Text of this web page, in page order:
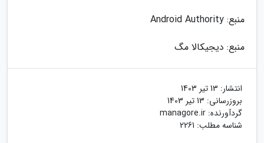
منبع: Android Authority
منبع: دیجیکالا مگ
انتشار: 13 تیر 1403
بروزرسانی: 13 تیر 1403
گردآورنده: managore.ir
شناسه مطلب: 2261